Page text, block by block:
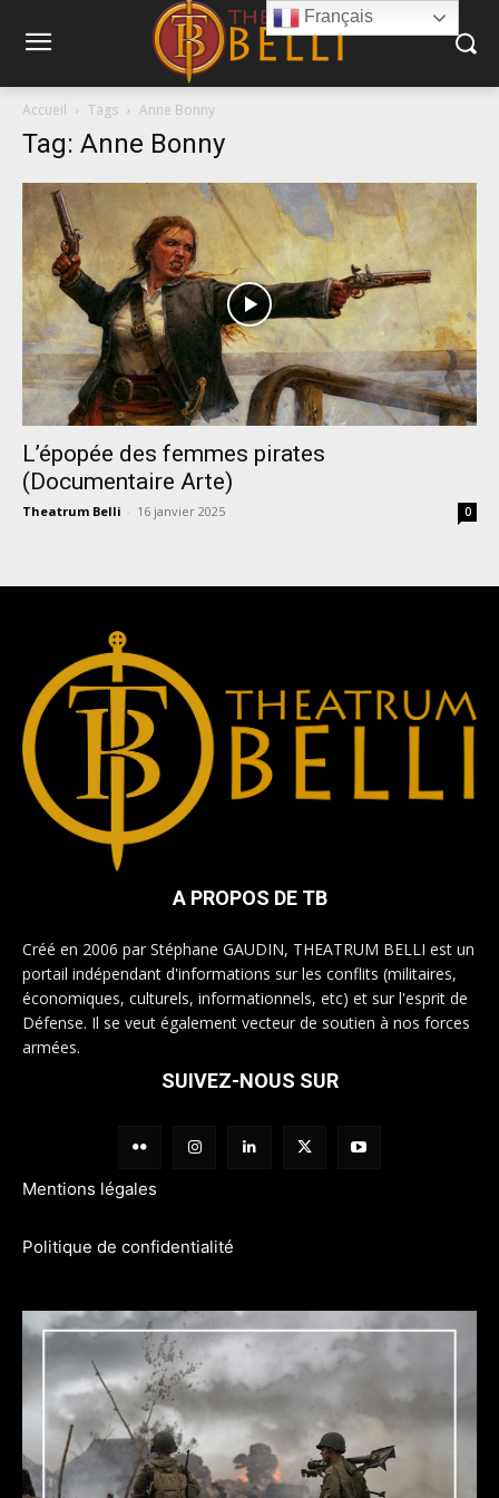
Accueil Tags Anne Bonny
Tag: Anne Bonny
L’épopée des femmes pirates
(Documentaire Arte)
Theatrum Belli - 16 janvier 2025 0
A PROPOS DE TB
Créé en 2006 par Stéphane GAUDIN, THEATRUM BELLI est un
portail indépendant d'informations sur les conflits (militaires,
économiques, culturels, informationnels, etc) et sur l'esprit de
Défense. Il se veut également vecteur de soutien à nos forces
armées.
SUIVEZ-NOUS SUR
Mentions légales
Politique de confidentialité
Français